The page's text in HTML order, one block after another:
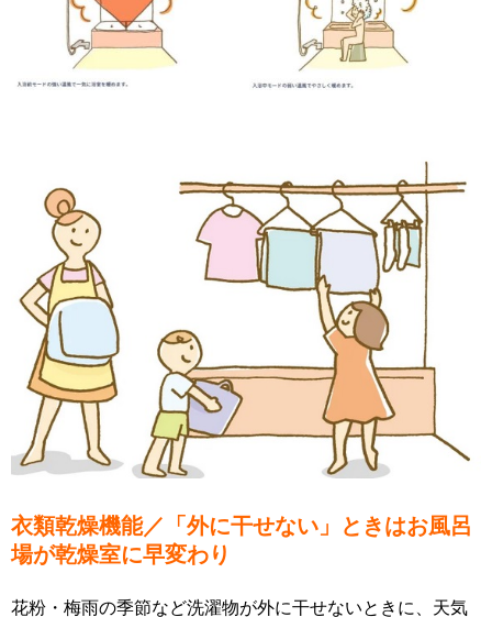
衣類乾燥機能／「外に干せない」ときはお風呂
場が乾燥室に早変わり
花粉・梅雨の季節など洗濯物が外に干せないときに、天気